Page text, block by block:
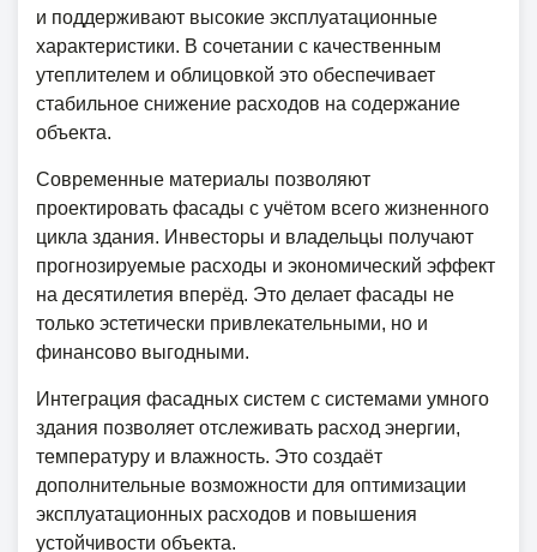
и поддерживают высокие эксплуатационные
характеристики. В сочетании с качественным
утеплителем и облицовкой это обеспечивает
стабильное снижение расходов на содержание
объекта.
Современные материалы позволяют
проектировать фасады с учётом всего жизненного
цикла здания. Инвесторы и владельцы получают
прогнозируемые расходы и экономический эффект
на десятилетия вперёд. Это делает фасады не
только эстетически привлекательными, но и
финансово выгодными.
Интеграция фасадных систем с системами умного
здания позволяет отслеживать расход энергии,
температуру и влажность. Это создаёт
дополнительные возможности для оптимизации
эксплуатационных расходов и повышения
устойчивости объекта.